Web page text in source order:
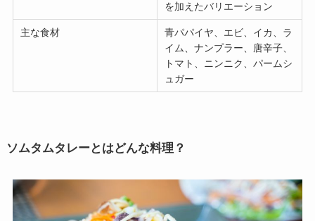
を加えたバリエーション
主な食材
青パパイヤ、エビ、イカ、ラ
イム、ナンプラー、唐辛子、
トマト、ニンニク、パームシ
ュガー
ソムタムタレーとはどんな料理？